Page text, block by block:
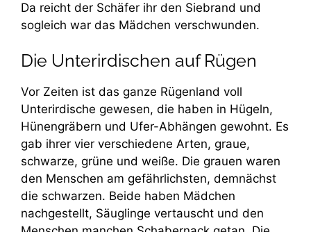
Da reicht der Schäfer ihr den Siebrand und
sogleich war das Mädchen verschwunden.
Die Unterirdischen auf Rügen
Vor Zeiten ist das ganze Rügenland voll
Unterirdische gewesen, die haben in Hügeln,
Hünengräbern und Ufer-Abhängen gewohnt. Es
gab ihrer vier verschiedene Arten, graue,
schwarze, grüne und weiße. Die grauen waren
den Menschen am gefährlichsten, demnächst
die schwarzen. Beide haben Mädchen
nachgestellt, Säuglinge vertauscht und den